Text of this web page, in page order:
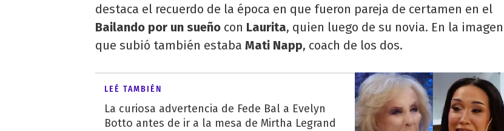
destaca el recuerdo de la época en que fueron pareja de certamen en el
Bailando por un sueño con Laurita, quien luego de su novia. En la imagen
que subió también estaba Mati Napp, coach de los dos.
LEÉ TAMBIÉN
La curiosa advertencia de Fede Bal a Evelyn
Botto antes de ir a la mesa de Mirtha Legrand